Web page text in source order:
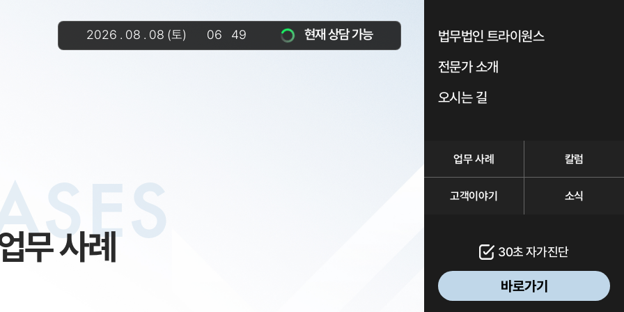
법무법인 트라이원스
전문가 소개
오시는 길
업무 사례 칼럼
고객이야기 소식
30초 자가진단
바로가기
2026 . 08 . 08 (토) 06 49 현재 상담 가능
무 사례